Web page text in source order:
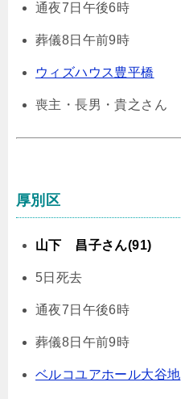
通夜7日午後6時
葬儀8日午前9時
ウィズハウス豊平橋
喪主・長男・貴之さん
厚別区
山下 昌子さん(91)
5日死去
通夜7日午後6時
葬儀8日午前9時
ベルコユアホール大谷地